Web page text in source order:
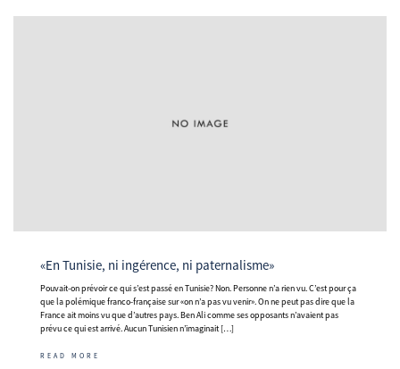
«En Tunisie, ni ingérence, ni paternalisme»
Pouvait-on prévoir ce qui s’est passé en Tunisie? Non. Personne n’a rien vu. C’est pour ça
que la polémique franco-française sur «on n’a pas vu venir». On ne peut pas dire que la
France ait moins vu que d’autres pays. Ben Ali comme ses opposants n’avaient pas
prévu ce qui est arrivé. Aucun Tunisien n’imaginait […]
READ MORE